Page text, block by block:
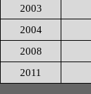
2003
2004
2008
2011